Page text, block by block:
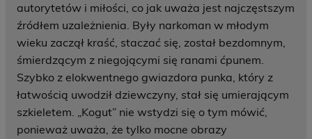
autorytetów i miłości, co jak uważa jest najczęstszym
źródłem uzależnienia. Były narkoman w młodym
wieku zaczął kraść, staczać się, został bezdomnym,
śmierdzącym z niegojącymi się ranami ćpunem.
Szybko z elokwentnego gwiazdora punka, który z
łatwością uwodził dziewczyny, stał się umierającym
szkieletem. „Kogut” nie wstydzi się o tym mówić,
ponieważ uważa, że tylko mocne obrazy